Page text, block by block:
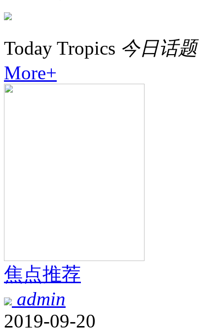
Today Tropics 今日话题
More+
焦点推荐
admin
2019-09-20